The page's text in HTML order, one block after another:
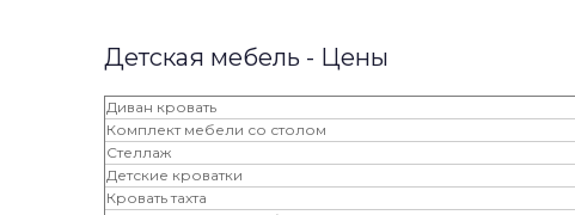
Детская мебель - Цены
Диван кровать
Комплект мебели со столом
Стеллаж
Детские кроватки
Кровать тахта